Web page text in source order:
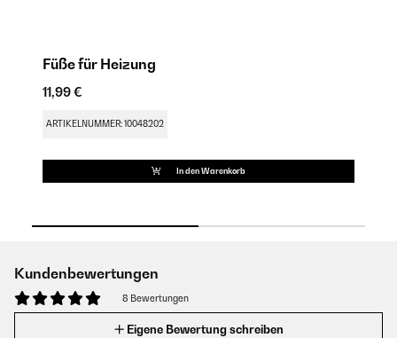
Füße für Heizung
11,99 €
ARTIKELNUMMER: 10048202
In den Warenkorb
Kundenbewertungen
8 Bewertungen
Eigene Bewertung schreiben